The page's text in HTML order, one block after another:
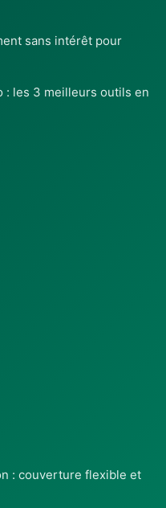
sans intérêt pour
: les 3 meilleurs outils en
: couverture flexible et